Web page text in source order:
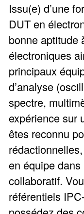
Issu(e) d’une
DUT en
bonne aptitude
électroniques
principaux
d’analyse
spectre,
expérience sur
êtes reconnu
en équipe
collaboratif.
référentiels